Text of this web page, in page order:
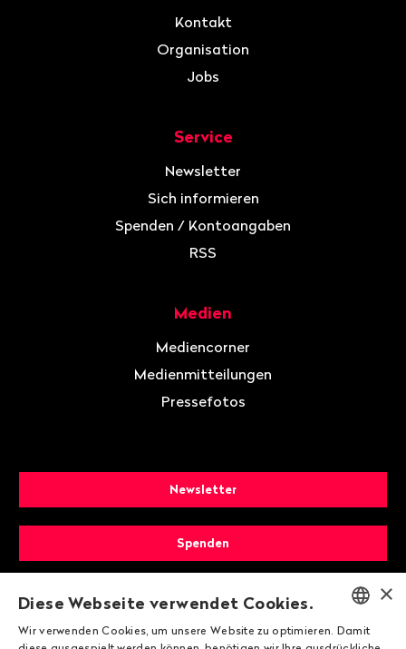
Kontakt
Organisation
Jobs
Service
Newsletter
Sich informieren
Spenden / Kontoangaben
RSS
Medien
Mediencorner
Medienmitteilungen
Pressefotos
Newsletter
Spenden
Mitglied werden
ENGLISH
×
Diese Webseite verwendet Cookies.
Wir verwenden Cookies, um unsere Website zu optimieren. Damit